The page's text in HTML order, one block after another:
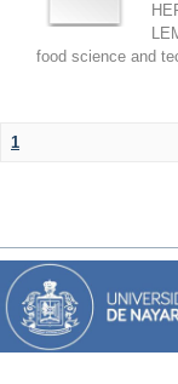
food science and
1